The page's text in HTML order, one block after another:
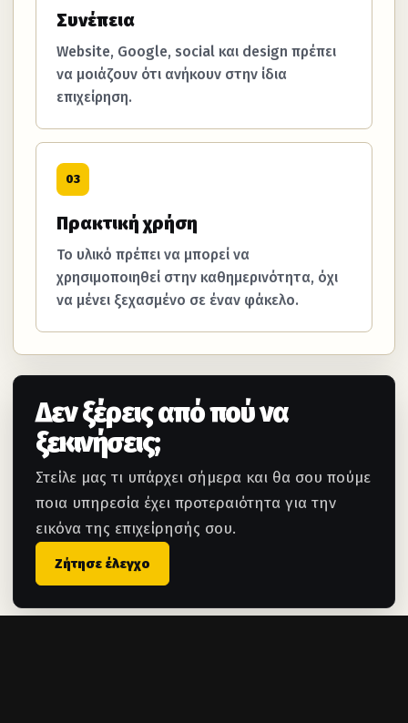
Συνέπεια
Website, Google, social και design πρέπει
να μοιάζουν ότι ανήκουν στην ίδια
επιχείρηση.
03
Πρακτική χρήση
Το υλικό πρέπει να μπορεί να
χρησιμοποιηθεί στην καθημερινότητα, όχι
να μένει ξεχασμένο σε έναν φάκελο.
Δεν ξέρεις από πού να
ξεκινήσεις;
Στείλε μας τι υπάρχει σήμερα και θα σου πούμε
ποια υπηρεσία έχει προτεραιότητα για την
εικόνα της επιχείρησής σου.
Ζήτησε έλεγχο